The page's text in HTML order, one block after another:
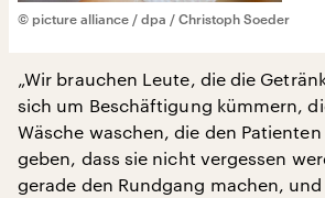
© picture alliance / dpa / Christoph Soeder
„Wir brauchen Leute, die die
sich um Beschäftigung kümmern,
Wäsche waschen, die den
geben, dass sie nicht vergessen
gerade den Rundgang machen,